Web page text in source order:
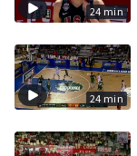
24 min
24 min